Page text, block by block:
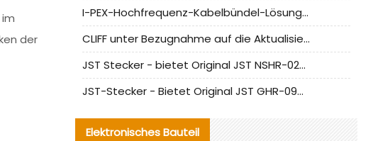
der
I-PEX-Hochfrequenz-Kabelbündel-Lösung für die heimische Produktion analysiert
CLIFF unter Bezugnahme auf die Aktualisierung der chinesischen Stecker-Testnormen
JST Stecker - bietet Original JST NSHR-02V-S Stecker und Ersatzteile an
JST-Stecker - Bietet Original JST GHR-09V-S Stecker und Ersatzteile an
Elektronisches Bauteil